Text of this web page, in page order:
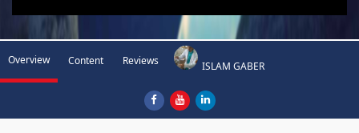
Overview Content Reviews ISLAM GABER